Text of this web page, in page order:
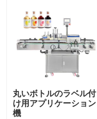
丸いボトルのラベル付
け用アプリケーション
機